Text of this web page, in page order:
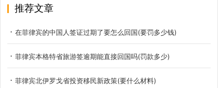
推荐文章
在菲律宾的中国人签证过期了要怎么回国(要罚多少钱)
菲律宾本格特省旅游签逾期能直接回国吗(罚款多少)
菲律宾北伊罗戈省投资移民新政策(要什么材料)